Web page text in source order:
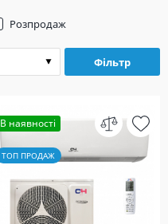
Фільтр
Розпродаж
В наявності
ТОП ПРОДАЖ